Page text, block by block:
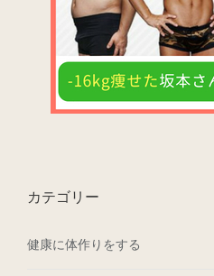
カテゴリー
健康に体作りをする